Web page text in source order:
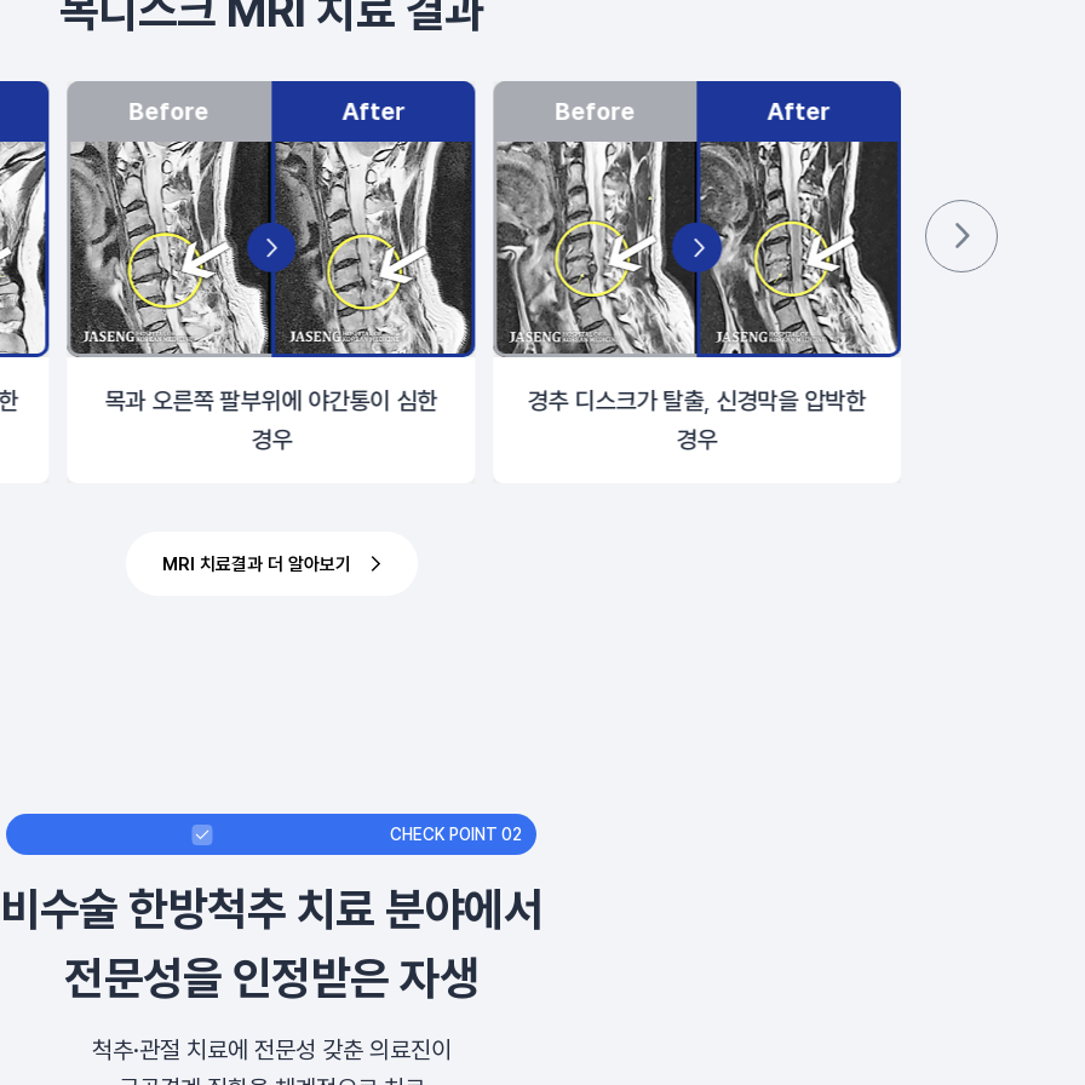
Before After
목과 오른쪽 팔부위에 야간통이 심한
경우
Before After
경추 디스크가 탈출, 신경막을 압박한
경우
MRI 치료결과 더 알아보기
CHECK POINT 02
비수술 한방척추 치료 분야에서
전문성을 인정받은 자생
척추·관절 치료에 전문성 갖춘 의료진이